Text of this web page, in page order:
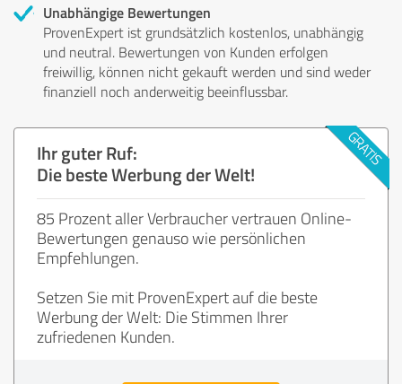
Unabhängige Bewertungen
ProvenExpert ist grundsätzlich kostenlos, unabhängig
und neutral. Bewertungen von Kunden erfolgen
freiwillig, können nicht gekauft werden und sind weder
finanziell noch anderweitig beeinflussbar.
Ihr guter Ruf:
Die beste Werbung der Welt!
85 Prozent aller Verbraucher vertrauen Online-
Bewertungen genauso wie persönlichen
Empfehlungen.
Setzen Sie mit ProvenExpert auf die beste
Werbung der Welt: Die Stimmen Ihrer
zufriedenen Kunden.